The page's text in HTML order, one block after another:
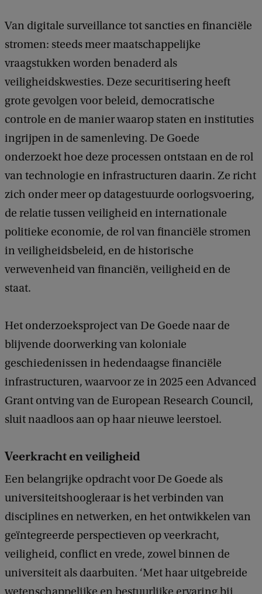
Van digitale surveillance tot sancties en financiële
stromen: steeds meer maatschappelijke
vraagstukken worden benaderd als
veiligheidskwesties. Deze securitisering heeft
grote gevolgen voor beleid, democratische
controle en de manier waarop staten en instituties
ingrijpen in de samenleving. De Goede
onderzoekt hoe deze processen ontstaan en de rol
van technologie en infrastructuren daarin. Ze richt
zich onder meer op datagestuurde oorlogsvoering,
de relatie tussen veiligheid en internationale
politieke economie, de rol van financiële stromen
in veiligheidsbeleid, en de historische
verwevenheid van financiën, veiligheid en de
staat.
Het onderzoeksproject van De Goede naar de
blijvende doorwerking van koloniale
geschiedenissen in hedendaagse financiële
infrastructuren, waarvoor ze in 2025 een Advanced
Grant ontving van de European Research Council,
sluit naadloos aan op haar nieuwe leerstoel.
Veerkracht en veiligheid
Een belangrijke opdracht voor De Goede als
universiteitshoogleraar is het verbinden van
disciplines en netwerken, en het ontwikkelen van
geïntegreerde perspectieven op veerkracht,
veiligheid, conflict en vrede, zowel binnen de
universiteit als daarbuiten. ‘Met haar uitgebreide